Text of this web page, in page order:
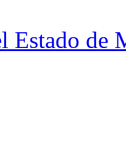
Estado de